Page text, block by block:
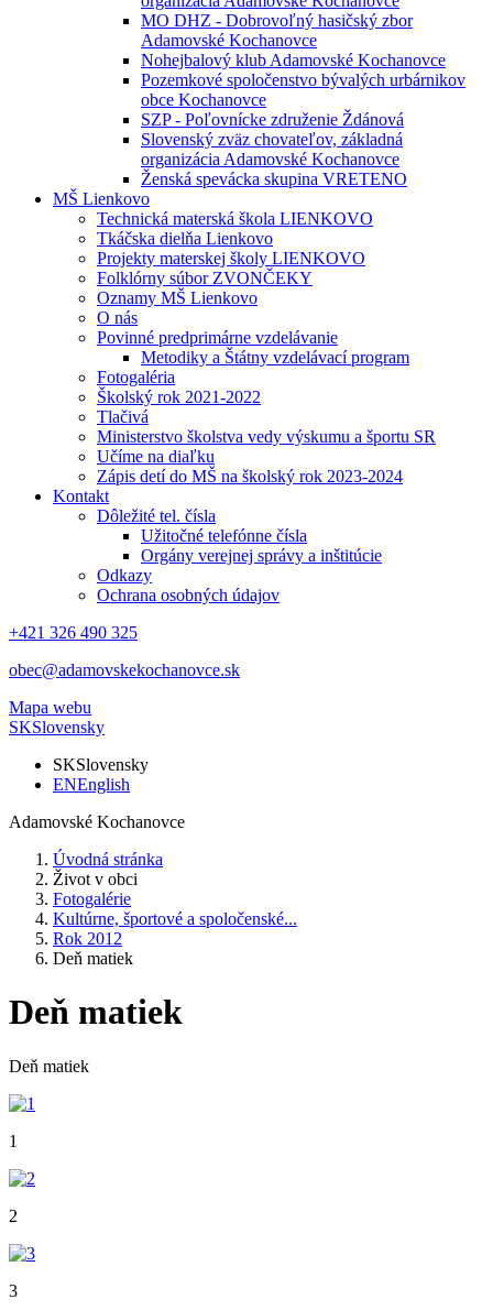
MO DHZ - Dobrovoľný hasičský zbor
Adamovské Kochanovce
Nohejbalový klub Adamovské Kochanovce
Pozemkové spoločenstvo bývalých urbárnikov
obce Kochanovce
SZP - Poľovnícke združenie Ždánová
Slovenský zväz chovateľov, základná
organizácia Adamovské Kochanovce
Ženská spevácka skupina VRETENO
MŠ Lienkovo
Technická materská škola LIENKOVO
Tkáčska dielňa Lienkovo
Projekty materskej školy LIENKOVO
Folklórny súbor ZVONČEKY
Oznamy MŠ Lienkovo
O nás
Povinné predprimárne vzdelávanie
Metodiky a Štátny vzdelávací program
Fotogaléria
Školský rok 2021-2022
Tlačivá
Ministerstvo školstva vedy výskumu a športu SR
Učíme na diaľku
Zápis detí do MŠ na školský rok 2023-2024
Kontakt
Dôležité tel. čísla
Užitočné telefónne čísla
Orgány verejnej správy a inštitúcie
Odkazy
Ochrana osobných údajov
+421 326 490 325
obec@adamovskekochanovce.sk
Mapa webu
SKSlovensky
SKSlovensky
ENEnglish
Adamovské Kochanovce
Úvodná stránka
Život v obci
Fotogalérie
Kultúrne, športové a spoločenské...
Rok 2012
Deň matiek
Deň matiek
Deň matiek
1
2
3